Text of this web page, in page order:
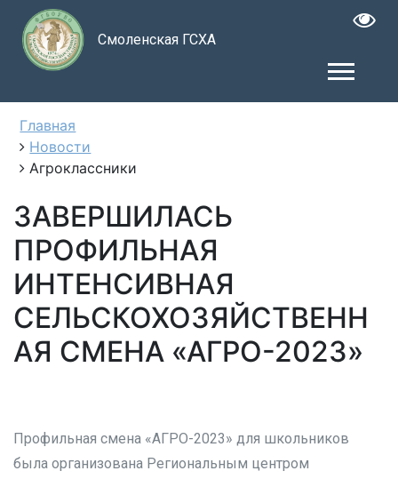
Смоленская ГСХА
Главная
Новости
Агроклассники
ЗАВЕРШИЛАСЬ
ПРОФИЛЬНАЯ
ИНТЕНСИВНАЯ
СЕЛЬСКОХОЗЯЙСТВЕНН
АЯ СМЕНА «АГРО-2023»
Профильная смена «АГРО-2023» для школьников
была организована Региональным центром